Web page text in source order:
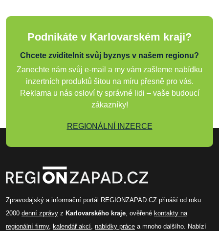
Podnikáte v Karlovarském kraji?
Chcete zviditelnit svůj byznys v našem regionu?
Zanechte nám svůj e-mail a my vám zašleme nabídku
inzertních produktů šitou na míru přesně pro vás.
Reklama u nás osloví ty správné lidi – vaše budoucí
zákazníky!
REGIONÁLNÍ INZERCE
Zpravodajský a informační portál REGIONZAPAD.CZ přináší od roku
2000 denní zprávy z Karlovarského kraje, ověřené kontakty na
regionální firmy, kalendář akcí, nabídky práce a mnoho dalšího. Nabízí